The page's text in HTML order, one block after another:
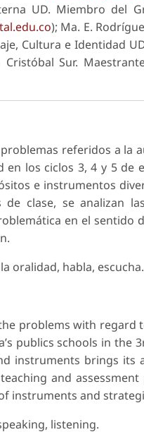
UD. Miembro del
); Ma. E.
Cultura e Identidad
Sur.
referidos a la
los ciclos 3, 4 y 5 de
e instrumentos
clase, se analizan
en el sentido
oralidad, habla, escucha.
problems with
publics schools in
instruments brings its
and
instruments and
listening.